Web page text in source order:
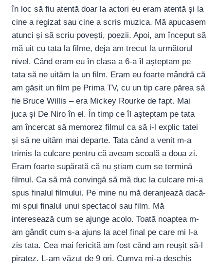
în loc să fiu atentă doar la actori eu eram atentă și la
cine a regizat sau cine a scris muzica. Mă apucasem
atunci și să scriu povești, poezii. Apoi, am început să
mă uit cu tata la filme, deja am trecut la următorul
nivel. Când eram eu în clasa a 6-a îl așteptam pe
tata să ne uităm la un film. Eram eu foarte mândră că
am găsit un film pe Prima TV, cu un tip care părea să
fie Bruce Willis – era Mickey Rourke de fapt. Mai
juca și De Niro în el. În timp ce îl așteptam pe tata
am încercat să memorez filmul ca să i-l explic tatei
și să ne uităm mai departe. Tata când a venit m-a
trimis la culcare pentru că aveam școală a doua zi.
Eram foarte supărată că nu știam cum se termină
filmul. Ca să mă convingă să mă duc la culcare mi-a
spus finalul filmului. Pe mine nu mă deranjează dacă-
mi spui finalul unui spectacol sau film. Mă
interesează cum se ajunge acolo. Toată noaptea m-
am gândit cum s-a ajuns la acel final pe care mi l-a
zis tata. Cea mai fericită am fost când am reușit să-l
piratez. L-am văzut de 9 ori. Cumva mi-a deschis